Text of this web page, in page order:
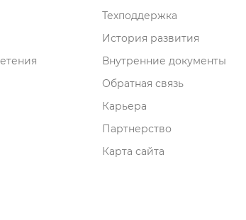
Техподдержка
История развития
нутренние документы
Обратная связь
Карьера
Партнерство
Карта сайта